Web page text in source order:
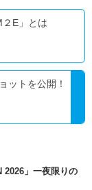
E」とは
ットを公開！
2026」一夜限りの